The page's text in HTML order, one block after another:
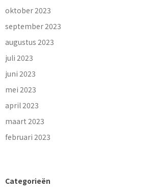
oktober 2023
september 2023
augustus 2023
juli 2023
juni 2023
mei 2023
april 2023
maart 2023
februari 2023
Categorieën